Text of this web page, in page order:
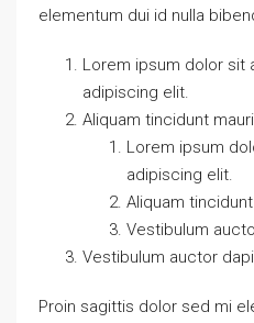
elementum dui id nulla
Lorem ipsum dolor
adipiscing elit.
Aliquam tincidunt
Lorem ipsum
adipiscing elit.
Aliquam
Vestibulum
Vestibulum auctor
Proin sagittis dolor sed mi